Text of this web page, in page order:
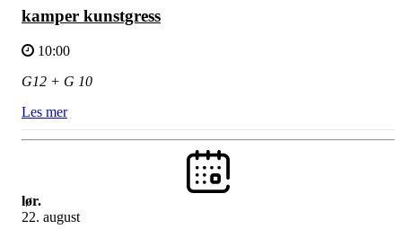
kamper kunstgress
10:00
G12 + G 10
Les mer
lør.
22. august